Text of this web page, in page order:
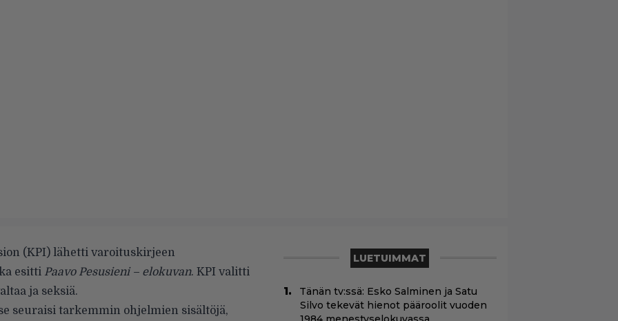
(KPI) lähetti varoituskirjeen
esitti Paavo Pesusieni – elokuvan. KPI valitti
ja seksiä.
seuraisi tarkemmin ohjelmien sisältöjä,
LUETUIMMAT
Tänän tv:ssä: Esko Salminen ja Satu
Silvo tekevät hienot pääroolit vuoden